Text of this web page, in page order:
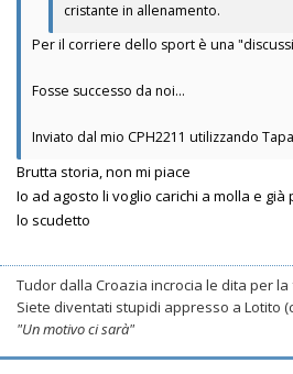
cristante in allenamento.
Per il corriere dello sport è una
Fosse successo da noi...
Inviato dal mio CPH2211 utilizzando
Brutta storia, non mi piace
Io ad agosto li voglio carichi a molla e
lo scudetto
Tudor dalla Croazia incrocia le dita per la
Siete diventati stupidi appresso a Lotito
"Un motivo ci sarà"